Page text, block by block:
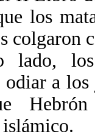
los
colgaron
los
odiar a